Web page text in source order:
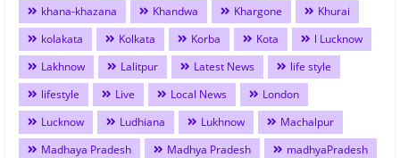
khana-khazana
Khandwa Khargone
Khurai
kolakata
Kolkata Korba Kota
l Lucknow
Lakhnow
Lalitpur Latest News
life style
lifestyle
Live Local News
London
Lucknow
Ludhiana Lukhnow
Machalpur
Madhaya Pradesh
Madhya Pradesh
madhyaPradesh